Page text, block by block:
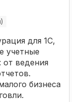
для 1С,
учетные
от ведения
бизнеса